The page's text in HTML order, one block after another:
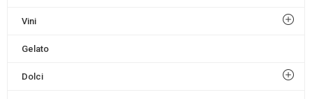
Vini
Gelato
Dolci